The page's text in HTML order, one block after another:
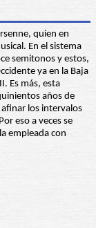
quien en
En el sistema
semitonos y estos,
ya en la Baja
Es más, esta
años de
afinar los intervalos
eso a veces se
empleada con